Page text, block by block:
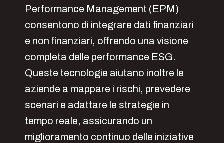
Performance Management (EPM)
consentono di integrare dati finanziari
e non finanziari, offrendo una visione
completa delle performance ESG.
Queste tecnologie aiutano inoltre le
aziende a mappare i rischi, prevedere
scenari e adattare le strategie in
tempo reale, assicurando un
miglioramento continuo delle iniziative